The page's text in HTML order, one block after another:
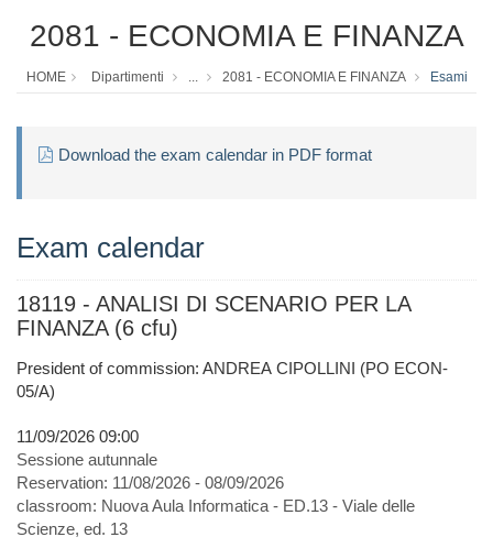
2081 - ECONOMIA E FINANZA
HOME Dipartimenti ... 2081 - ECONOMIA E FINANZA Esami
Download the exam calendar in PDF format
Exam calendar
18119 - ANALISI DI SCENARIO PER LA
FINANZA (6 cfu)
President of commission: ANDREA CIPOLLINI (PO ECON-
05/A)
11/09/2026 09:00
Sessione autunnale
Reservation: 11/08/2026 - 08/09/2026
classroom: Nuova Aula Informatica - ED.13 - Viale delle
Scienze, ed. 13